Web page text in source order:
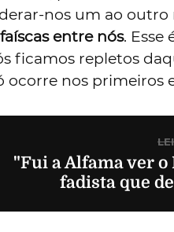
nos um ao
entre nós. Esse
ficamos repletos
ocorre nos primeiros
"Fui a Alfama ver
fadista que